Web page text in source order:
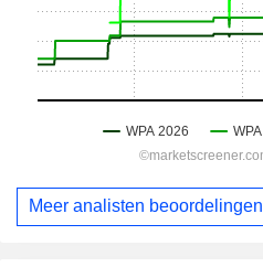
Meer analisten beoordelingen